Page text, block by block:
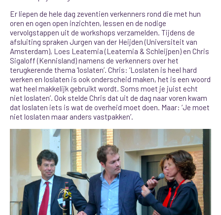
Er liepen de hele dag zeventien verkenners rond die met hun
oren en ogen open inzichten, lessen en de nodige
vervolgstappen uit de workshops verzamelden. Tijdens de
afsluiting spraken Jurgen van der Heijden (Universiteit van
Amsterdam), Loes Leatemia (Leatemia & Schleijpen) en Chris
Sigaloff (Kennisland) namens de verkenners over het
terugkerende thema ‘loslaten’. Chris: ‘Loslaten is heel hard
werken en loslaten is ook onderscheid maken, het is een woord
wat heel makkelijk gebruikt wordt. Soms moet je juist echt
niet loslaten’. Ook stelde Chris dat uit de dag naar voren kwam
dat loslaten iets is wat de overheid moet doen. Maar: ‘Je moet
niet loslaten maar anders vastpakken’.